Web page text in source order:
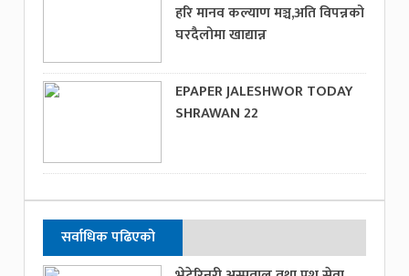
हरि मानव कल्याण मञ्च,अति विपन्नको
घरदैलोमा खाद्यान्न
EPAPER JALESHWOR TODAY
SHRAWAN 22
सर्वाधिक पढिएको